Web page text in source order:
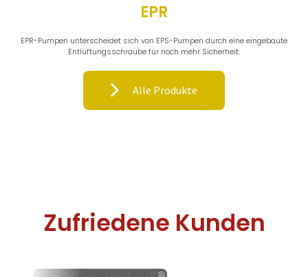
EPR
EPR-Pumpen unterscheidet sich von EPS-Pumpen durch eine eingebaute
Entlüftungsschraube für noch mehr Sicherheit.
Alle Produkte
Zufriedene Kunden